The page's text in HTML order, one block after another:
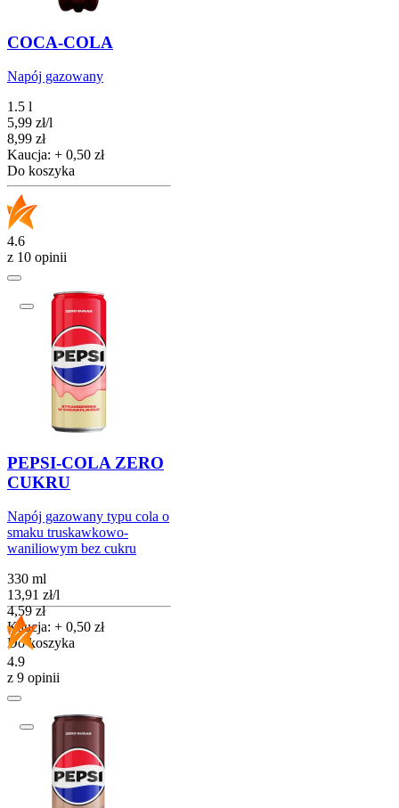
COCA-COLA
Napój gazowany
1.5 l
5,99 zł/l
Cena
8,99 zł
Kaucja: + 0,50 zł
Do koszyka
4.6
z 10 opinii
PEPSI-COLA ZERO
CUKRU
Napój gazowany typu cola o
smaku truskawkowo-
waniliowym bez cukru
330 ml
13,91 zł/l
Cena
4,59 zł
Kaucja: + 0,50 zł
Do koszyka
4.9
z 9 opinii